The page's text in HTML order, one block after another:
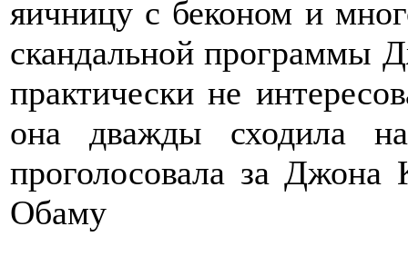
яичницу с беконом и
скандальной программы
практически не
она дважды сходила
проголосовала за Джона
Обаму